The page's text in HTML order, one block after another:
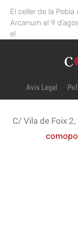
El celler de la
Arcanum el 9
el
Avís Legal
C/ Vila de Foix